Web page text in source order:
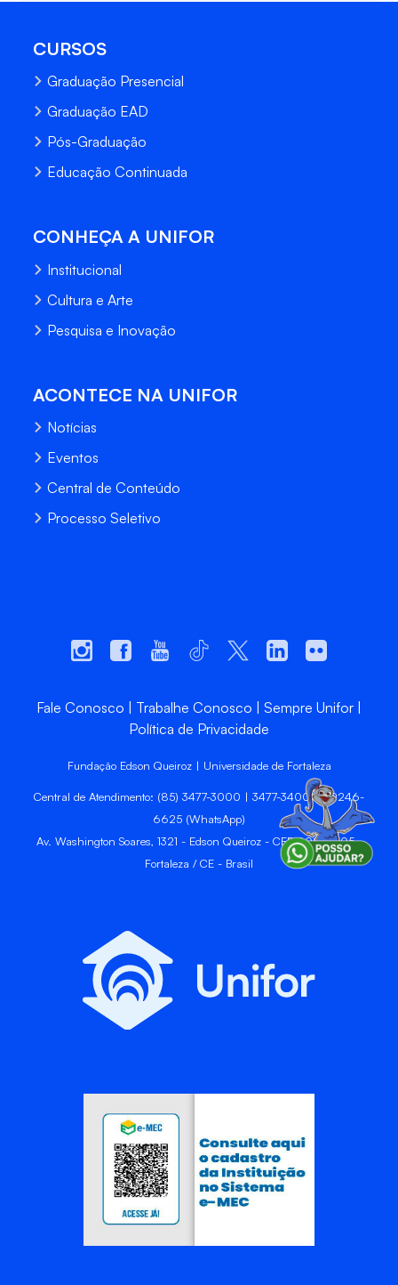
CURSOS
Graduação Presencial
Graduação EAD
Pós-Graduação
Educação Continuada
CONHEÇA A UNIFOR
Institucional
Cultura e Arte
Pesquisa e Inovação
ACONTECE NA UNIFOR
Notícias
Eventos
Central de Conteúdo
Processo Seletivo
Fale Conosco Trabalhe Conosco
Sempre Unifor
Política de Privacidade
Fundação Edson Queiroz | Universidade de Fortaleza
Central de Atendimento: (85) 3477-3000 | 3477-3400 | 99246-
6625 (WhatsApp)
Av. Washington Soares, 1321 - Edson Queiroz - CEP 60811-905 -
Fortaleza / CE - Brasil